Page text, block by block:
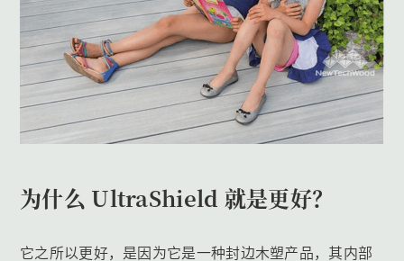
为什么 UltraShield 就是更好？
它之所以更好，是因为它是一种封边木塑产品，其内部